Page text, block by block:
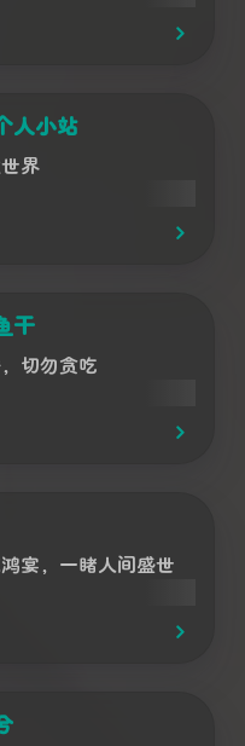
人小站
界
干
切勿贪吃
宴，一睹人间盛世